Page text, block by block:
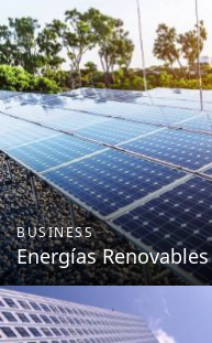
BUSINESS
Energías Renovables